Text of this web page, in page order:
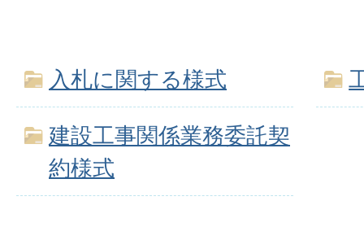
入札に関する様式
建設工事関係業務委託契
約様式